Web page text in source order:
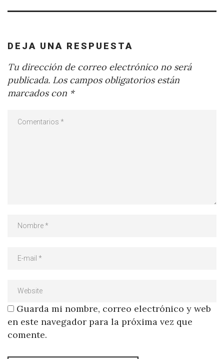
DEJA UNA RESPUESTA
Tu dirección de correo electrónico no será
publicada. Los campos obligatorios están
marcados con *
Guarda mi nombre, correo electrónico y web
en este navegador para la próxima vez que
comente.